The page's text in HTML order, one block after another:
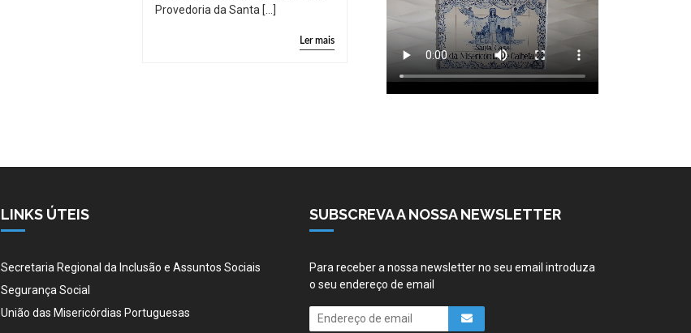
Provedoria da Santa […]
Ler mais
LINKS ÚTEIS
Secretaria Regional da Inclusão e Assuntos Sociais
Segurança Social
União das Misericórdias Portuguesas
SUBSCREVA A NOSSA NEWSLETTER
Para receber a nossa newsletter no seu email introduza
o seu endereço de email